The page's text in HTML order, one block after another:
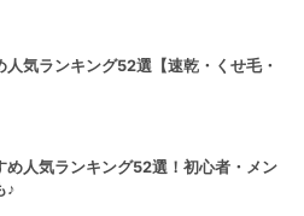
人気ランキング52選【速乾・くせ毛・
め人気ランキング52選！初心者・メン
♪